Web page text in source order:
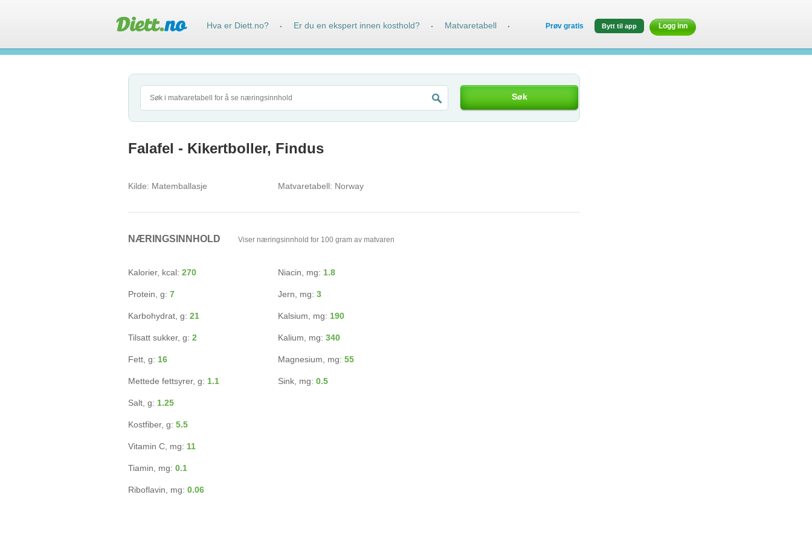
Søk
Falafel - Kikertboller, Findus
Kilde: Matemballasje Matvaretabell: Norway
NÆRINGSINNHOLD Viser næringsinnhold for 100 gram av matvaren
Kalorier, kcal: 270
Protein, g: 7
Karbohydrat, g: 21
Tilsatt sukker, g: 2
Fett, g: 16
Mettede fettsyrer, g: 1.1
Salt, g: 1.25
Kostfiber, g: 5.5
Vitamin C, mg: 11
Tiamin, mg: 0.1
Riboflavin, mg: 0.06
Niacin, mg: 1.8
Jern, mg: 3
Kalsium, mg: 190
Kalium, mg: 340
Magnesium, mg: 55
Sink, mg: 0.5
Hva er Diett.no? · Er du en ekspert innen kosthold? · Matvaretabell · Prøv gratis Bytt til app Logg inn